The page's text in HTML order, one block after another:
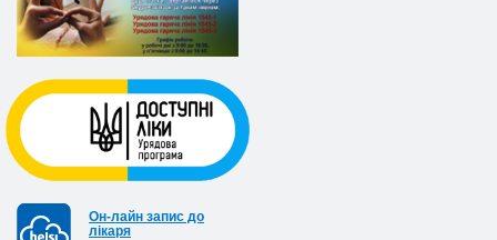
Он-лайн запис до
лікаря